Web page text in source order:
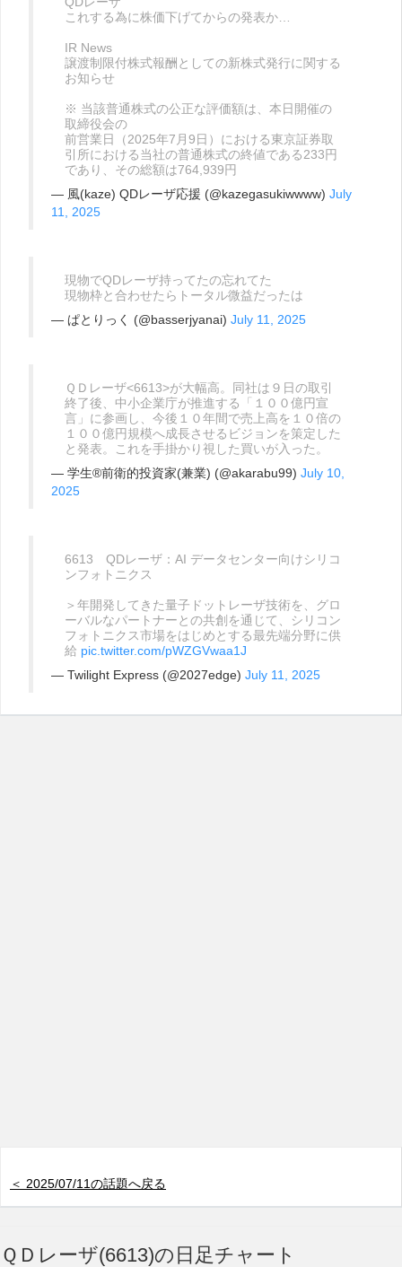
これする為に株価下げてからの発表か…
IR News
譲渡制限付株式報酬としての新株式発行に関する
お知らせ
※ 当該普通株式の公正な評価額は、本日開催の
取締役会の
前営業日（2025年7月9日）における東京証券取
引所における当社の普通株式の終値である233円
であり、その総額は764,939円
— 風(kaze) QDレーザ応援 (@kazegasukiwwww) July
11, 2025
現物でQDレーザ持ってたの忘れてた
現物枠と合わせたらトータル微益だったは
— ぱとりっく (@basserjyanai) July 11, 2025
ＱＤレーザ<6613>が大幅高。同社は９日の取引
終了後、中小企業庁が推進する「１００億円宣
言」に参画し、今後１０年間で売上高を１０倍の
１００億円規模へ成長させるビジョンを策定した
と発表。これを手掛かり視した買いが入った。
— 学生®前衛的投資家(兼業) (@akarabu99) July 10,
2025
6613 QDレーザ：AI データセンター向けシリコ
ンフォトニクス
＞年開発してきた量子ドットレーザ技術を、グロ
ーバルなパートナーとの共創を通じて、シリコン
フォトニクス市場をはじめとする最先端分野に供
給 pic.twitter.com/pWZGVwaa1J
— Twilight Express (@2027edge) July 11, 2025
＜ 2025/07/11の話題へ戻る
ＱＤレーザ(6613)の日足チャート